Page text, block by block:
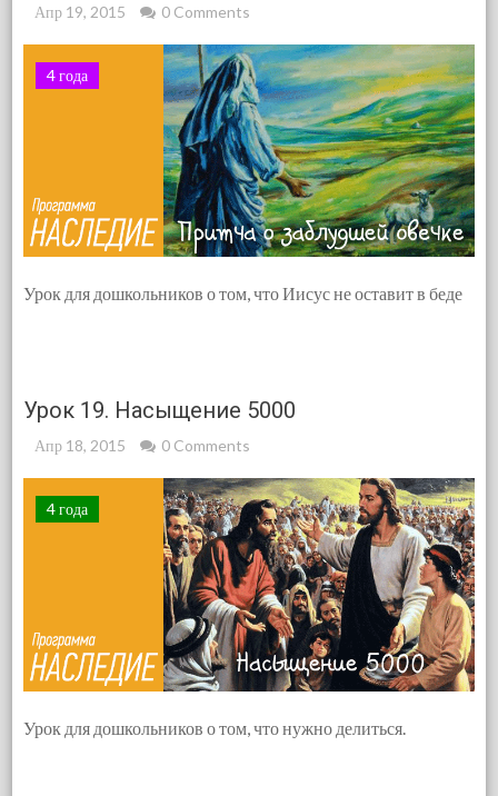
Апр 19, 2015 0 Comments
4 года
Урок для дошкольников о том, что Иисус не оставит в беде
Урок 19. Насыщение 5000
Апр 18, 2015 0 Comments
4 года
Урок для дошкольников о том, что нужно делиться.